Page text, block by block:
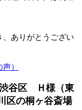
ありがとうござい
谷区 Ｈ様（東
区の桐ヶ谷斎場